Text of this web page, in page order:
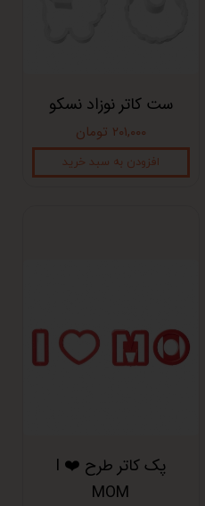
ست کاتر نوزاد نسکو
۲۰۱,۰۰۰ تومان
افزودن به سبد خرید
پک کاتر طرح I ❤️
MOM